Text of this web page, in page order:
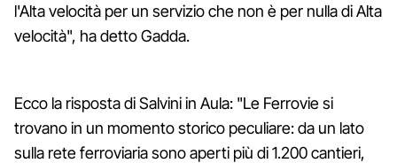
l'Alta velocità per un servizio che non è per nulla di Alta
velocità", ha detto Gadda.
Ecco la risposta di Salvini in Aula: "Le Ferrovie si
trovano in un momento storico peculiare: da un lato
sulla rete ferroviaria sono aperti più di 1.200 cantieri,